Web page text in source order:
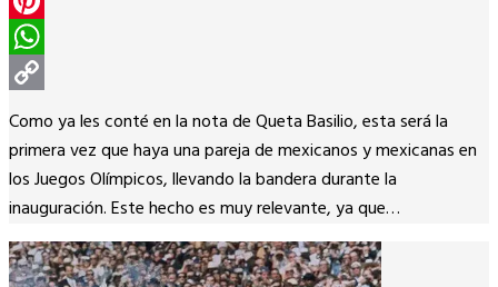
Pinterest
WhatsApp
Copy
Link
Como ya les conté en la nota de Queta Basilio, esta será la
primera vez que haya una pareja de mexicanos y mexicanas en
los Juegos Olímpicos, llevando la bandera durante la
inauguración. Este hecho es muy relevante, ya que…